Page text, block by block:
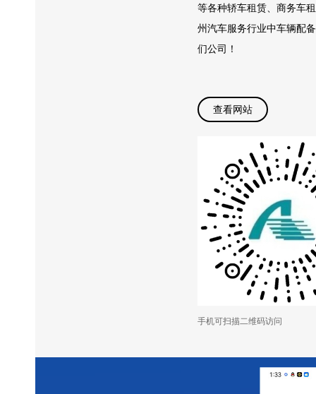
等各种轿车租赁、商务车
州汽车服务行业中车辆配
们公司！
查看网站
手机可扫描二维码访问